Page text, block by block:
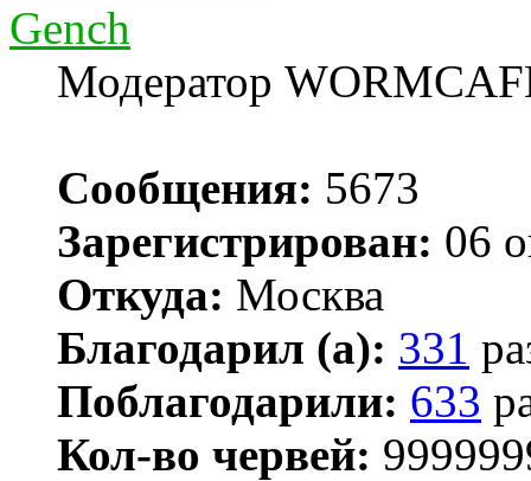
Gench
Модератор
Сообщения: 5673
Зарегистрирован: 06
Откуда: Москва
Благодарил (а): 331
Поблагодарили: 633
Кол-во червей: